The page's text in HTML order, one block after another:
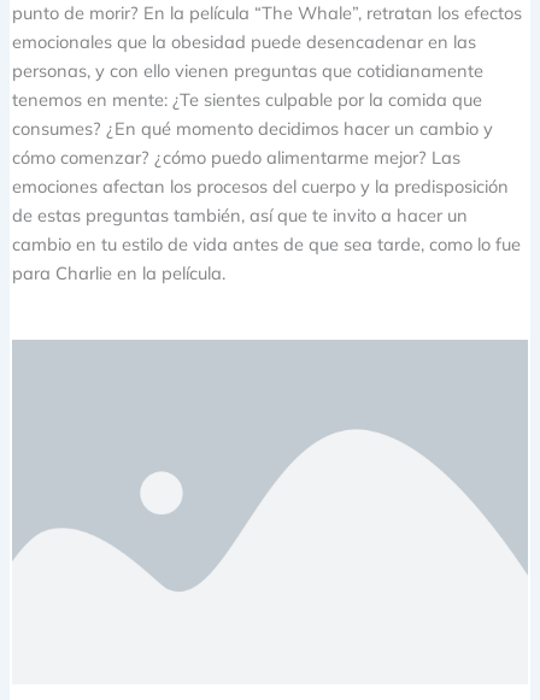
punto de morir? En la película “The Whale”, retratan los efectos
emocionales que la obesidad puede desencadenar en las
personas, y con ello vienen preguntas que cotidianamente
tenemos en mente: ¿Te sientes culpable por la comida que
consumes? ¿En qué momento decidimos hacer un cambio y
cómo comenzar? ¿cómo puedo alimentarme mejor? Las
emociones afectan los procesos del cuerpo y la predisposición
de estas preguntas también, así que te invito a hacer un
cambio en tu estilo de vida antes de que sea tarde, como lo fue
para Charlie en la película.